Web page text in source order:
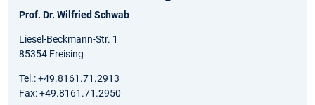
Prof. Dr. Wilfried Schwab
Liesel-Beckmann-Str. 1
85354 Freising
Tel.: +49.8161.71.2913
Fax: +49.8161.71.2950